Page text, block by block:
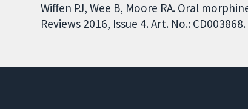
Wiffen PJ, Wee B, Moore RA. Oral
Reviews 2016, Issue 4. Art. No.: